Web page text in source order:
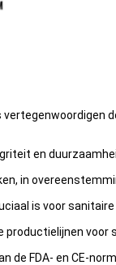
en
in
is voor
voor
FDA- en CE-